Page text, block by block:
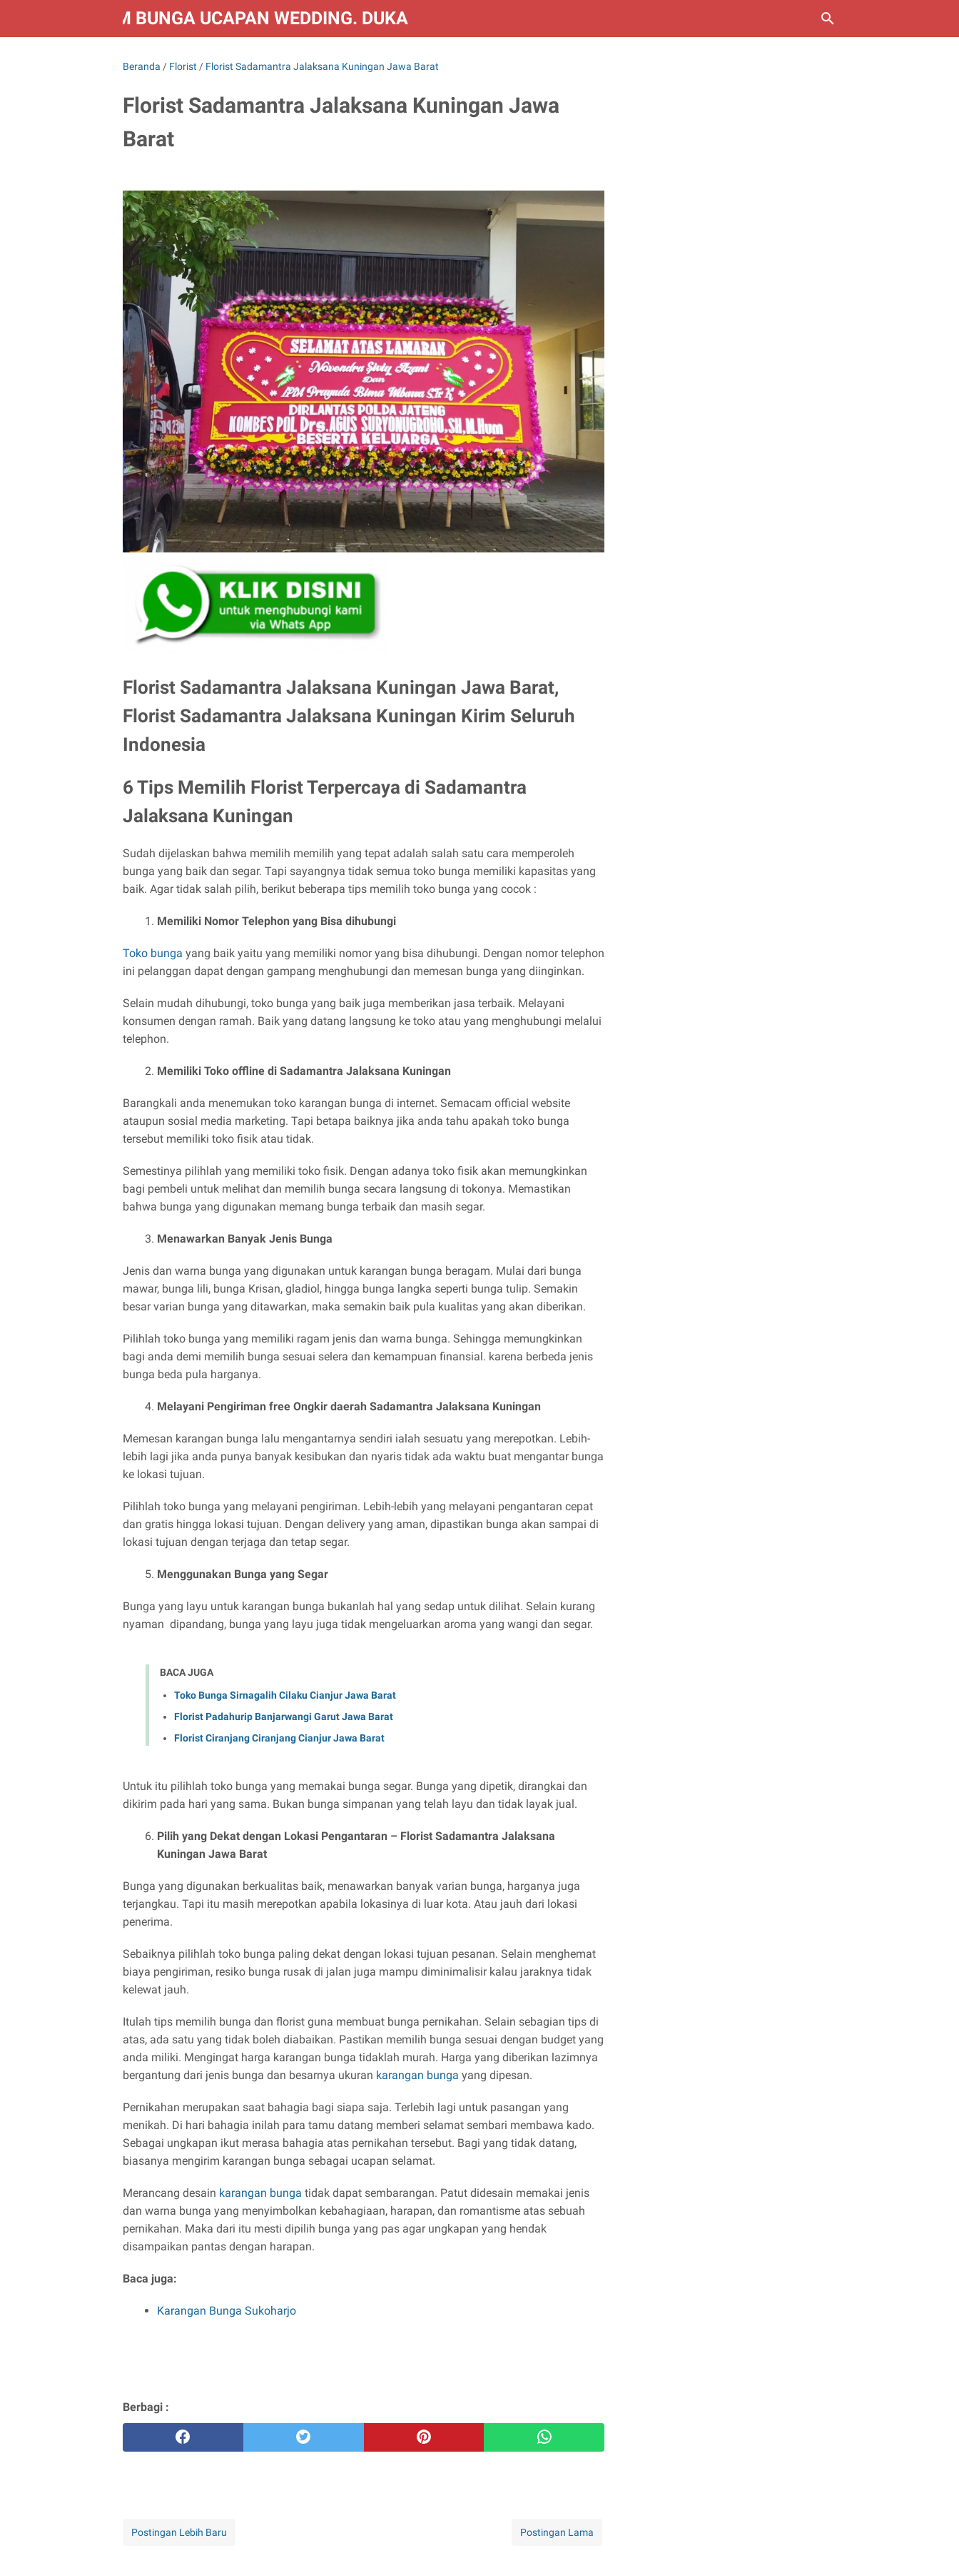
FLORIST KIRIM BUNGA UCAPAN WEDDING. DUKA & CONGRATS
Beranda / Florist / Florist Sadamantra Jalaksana Kuningan Jawa Barat
Florist Sadamantra Jalaksana Kuningan Jawa
Barat
Florist Sadamantra Jalaksana Kuningan Jawa Barat,
Florist Sadamantra Jalaksana Kuningan Kirim Seluruh
Indonesia
6 Tips Memilih Florist Terpercaya di Sadamantra
Jalaksana Kuningan
Sudah dijelaskan bahwa memilih memilih yang tepat adalah salah satu cara memperoleh
bunga yang baik dan segar. Tapi sayangnya tidak semua toko bunga memiliki kapasitas yang
baik. Agar tidak salah pilih, berikut beberapa tips memilih toko bunga yang cocok :
Memiliki Nomor Telephon yang Bisa dihubungi
Toko bunga yang baik yaitu yang memiliki nomor yang bisa dihubungi. Dengan nomor telephon
ini pelanggan dapat dengan gampang menghubungi dan memesan bunga yang diinginkan.
Selain mudah dihubungi, toko bunga yang baik juga memberikan jasa terbaik. Melayani
konsumen dengan ramah. Baik yang datang langsung ke toko atau yang menghubungi melalui
telephon.
Memiliki Toko offline di Sadamantra Jalaksana Kuningan
Barangkali anda menemukan toko karangan bunga di internet. Semacam official website
ataupun sosial media marketing. Tapi betapa baiknya jika anda tahu apakah toko bunga
tersebut memiliki toko fisik atau tidak.
Semestinya pilihlah yang memiliki toko fisik. Dengan adanya toko fisik akan memungkinkan
bagi pembeli untuk melihat dan memilih bunga secara langsung di tokonya. Memastikan
bahwa bunga yang digunakan memang bunga terbaik dan masih segar.
Menawarkan Banyak Jenis Bunga
Jenis dan warna bunga yang digunakan untuk karangan bunga beragam. Mulai dari bunga
mawar, bunga lili, bunga Krisan, gladiol, hingga bunga langka seperti bunga tulip. Semakin
besar varian bunga yang ditawarkan, maka semakin baik pula kualitas yang akan diberikan.
Pilihlah toko bunga yang memiliki ragam jenis dan warna bunga. Sehingga memungkinkan
bagi anda demi memilih bunga sesuai selera dan kemampuan finansial. karena berbeda jenis
bunga beda pula harganya.
Melayani Pengiriman free Ongkir daerah Sadamantra Jalaksana Kuningan
Memesan karangan bunga lalu mengantarnya sendiri ialah sesuatu yang merepotkan. Lebih-
lebih lagi jika anda punya banyak kesibukan dan nyaris tidak ada waktu buat mengantar bunga
ke lokasi tujuan.
Pilihlah toko bunga yang melayani pengiriman. Lebih-lebih yang melayani pengantaran cepat
dan gratis hingga lokasi tujuan. Dengan delivery yang aman, dipastikan bunga akan sampai di
lokasi tujuan dengan terjaga dan tetap segar.
Menggunakan Bunga yang Segar
Bunga yang layu untuk karangan bunga bukanlah hal yang sedap untuk dilihat. Selain kurang
nyaman dipandang, bunga yang layu juga tidak mengeluarkan aroma yang wangi dan segar.
BACA JUGA
Toko Bunga Sirnagalih Cilaku Cianjur Jawa Barat
Florist Padahurip Banjarwangi Garut Jawa Barat
Florist Ciranjang Ciranjang Cianjur Jawa Barat
Untuk itu pilihlah toko bunga yang memakai bunga segar. Bunga yang dipetik, dirangkai dan
dikirim pada hari yang sama. Bukan bunga simpanan yang telah layu dan tidak layak jual.
Pilih yang Dekat dengan Lokasi Pengantaran – Florist Sadamantra Jalaksana
Kuningan Jawa Barat
Bunga yang digunakan berkualitas baik, menawarkan banyak varian bunga, harganya juga
terjangkau. Tapi itu masih merepotkan apabila lokasinya di luar kota. Atau jauh dari lokasi
penerima.
Sebaiknya pilihlah toko bunga paling dekat dengan lokasi tujuan pesanan. Selain menghemat
biaya pengiriman, resiko bunga rusak di jalan juga mampu diminimalisir kalau jaraknya tidak
kelewat jauh.
Itulah tips memilih bunga dan florist guna membuat bunga pernikahan. Selain sebagian tips di
atas, ada satu yang tidak boleh diabaikan. Pastikan memilih bunga sesuai dengan budget yang
anda miliki. Mengingat harga karangan bunga tidaklah murah. Harga yang diberikan lazimnya
bergantung dari jenis bunga dan besarnya ukuran karangan bunga yang dipesan.
Pernikahan merupakan saat bahagia bagi siapa saja. Terlebih lagi untuk pasangan yang
menikah. Di hari bahagia inilah para tamu datang memberi selamat sembari membawa kado.
Sebagai ungkapan ikut merasa bahagia atas pernikahan tersebut. Bagi yang tidak datang,
biasanya mengirim karangan bunga sebagai ucapan selamat.
Merancang desain karangan bunga tidak dapat sembarangan. Patut didesain memakai jenis
dan warna bunga yang menyimbolkan kebahagiaan, harapan, dan romantisme atas sebuah
pernikahan. Maka dari itu mesti dipilih bunga yang pas agar ungkapan yang hendak
disampaikan pantas dengan harapan.
Baca juga:
Karangan Bunga Sukoharjo
Berbagi :
Postingan Lebih Baru Postingan Lama